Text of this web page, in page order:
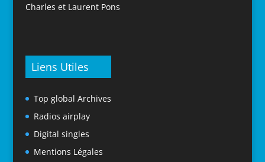
Charles et Laurent Pons
Liens Utiles
Top global Archives
Radios airplay
Digital singles
Mentions Légales